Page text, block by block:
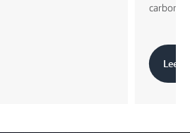
carbono.
Leer